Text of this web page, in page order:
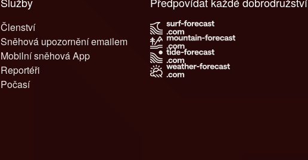
Členství
Sněhová upozornění emailem
Mobilní sněhová App
Reportéři
Počasí